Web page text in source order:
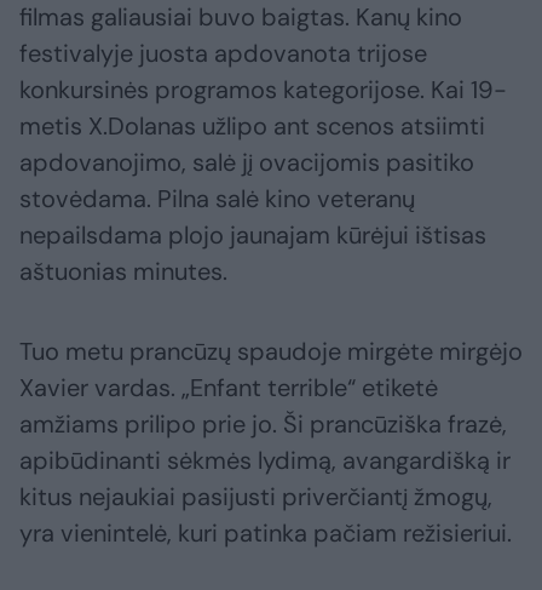
filmas galiausiai buvo baigtas. Kanų kino
festivalyje juosta apdovanota trijose
konkursinės programos kategorijose. Kai 19-
metis X.Dolanas užlipo ant scenos atsiimti
apdovanojimo, salė jį ovacijomis pasitiko
stovėdama. Pilna salė kino veteranų
nepailsdama plojo jaunajam kūrėjui ištisas
aštuonias minutes.
Tuo metu prancūzų spaudoje mirgėte mirgėjo
Xavier vardas. „Enfant terrible“ etiketė
amžiams prilipo prie jo. Ši prancūziška frazė,
apibūdinanti sėkmės lydimą, avangardišką ir
kitus nejaukiai pasijusti priverčiantį žmogų,
yra vienintelė, kuri patinka pačiam režisieriui.